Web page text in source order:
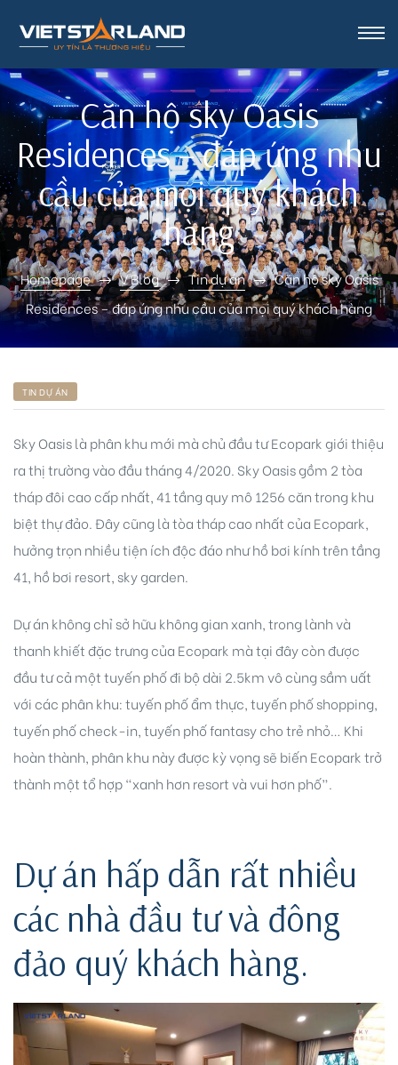
Căn hộ sky Oasis
Residences – đáp ứng nhu
cầu của mọi quý khách
hàng
Homepage V Blog Tin dự án
Căn hộ sky Oasis
Residences – đáp ứng nhu cầu của mọi quý khách hàng
TIN DỰ ÁN
Sky Oasis là phân khu mới mà chủ đầu tư Ecopark giới thiệu
ra thị trường vào đầu tháng 4/2020. Sky Oasis gồm 2 tòa
tháp đôi cao cấp nhất, 41 tầng quy mô 1256 căn trong khu
biệt thự đảo. Đây cũng là tòa tháp cao nhất của Ecopark,
hưởng trọn nhiều tiện ích độc đáo như hồ bơi kính trên tầng
41, hồ bơi resort, sky garden.
Dự án không chỉ sở hữu không gian xanh, trong lành và
thanh khiết đặc trưng của Ecopark mà tại đây còn được
đầu tư cả một tuyến phố đi bộ dài 2.5km vô cùng sầm uất
với các phân khu: tuyến phố ẩm thực, tuyến phố shopping,
tuyến phố check-in, tuyến phố fantasy cho trẻ nhỏ… Khi
hoàn thành, phân khu này được kỳ vọng sẽ biến Ecopark trở
thành một tổ hợp “xanh hơn resort và vui hơn phố”.
Dự án hấp dẫn rất nhiều
các nhà đầu tư và đông
đảo quý khách hàng.
Vinh